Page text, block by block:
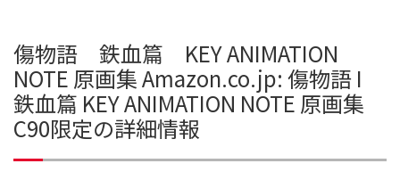
傷物語 鉄血篇 KEY ANIMATION
NOTE 原画集 Amazon.co.jp: 傷物語 I
鉄血篇 KEY ANIMATION NOTE 原画集
C90限定の詳細情報